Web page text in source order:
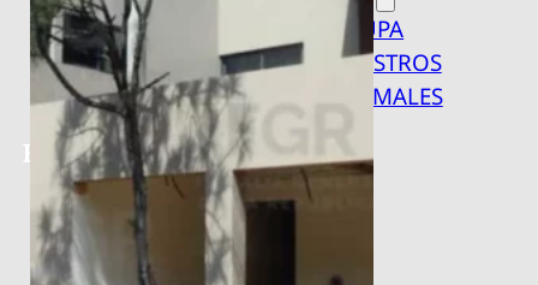
BAJO LA LUPA
RASTROS Y ROSTROS
VÍNCULOS ANIMALES